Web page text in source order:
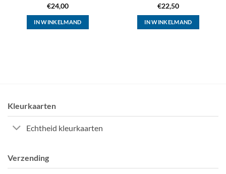
€24,00
IN WINKELMAND
€22,50
IN WINKELMAND
Kleurkaarten
Echtheid kleurkaarten
Verzending